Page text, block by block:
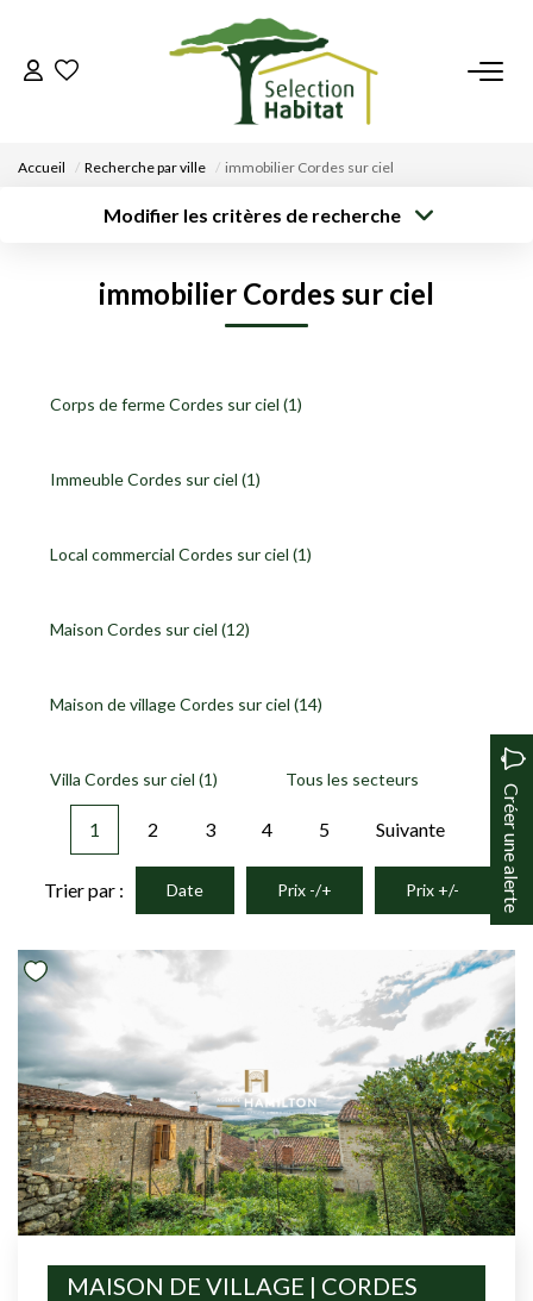
ACCUEIL
DÉPOSEZ VOTRE RECHERCHE
NOUS REJOINDRE
CONTACT
Accueil Recherche par ville immobilier Cordes sur ciel
Modifier les critères de recherche
immobilier Cordes sur ciel
Corps de ferme Cordes sur ciel (1)
Immeuble Cordes sur ciel (1)
Local commercial Cordes sur ciel (1)
Maison Cordes sur ciel (12)
Maison de village Cordes sur ciel (14)
Villa Cordes sur ciel (1) Tous les secteurs
Créer une alerte
1 2 3 4 5 Suivante
Trier par : Date Prix -/+ Prix +/-
MAISON DE VILLAGE | CORDES